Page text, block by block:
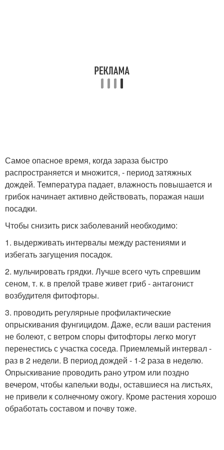
Самое опасное время, когда зараза быстро
распространяется и множится, - период затяжных
дождей. Температура падает, влажность повышается и
грибок начинает активно действовать, поражая наши
посадки.
Чтобы снизить риск заболеваний необходимо:
1. выдерживать интервалы между растениями и
избегать загущения посадок.
2. мульчировать грядки. Лучше всего чуть спревшим
сеном, т. к. в прелой траве живет гриб - антагонист
возбудителя фитофторы.
3. проводить регулярные профилактические
опрыскивания фунгицидом. Даже, если ваши растения
не болеют, с ветром споры фитофторы легко могут
перенестись с участка соседа. Приемлемый интервал -
раз в 2 недели. В период дождей - 1-2 раза в неделю.
Опрыскивание проводить рано утром или поздно
вечером, чтобы капельки воды, оставшиеся на листьях,
не привели к солнечному ожогу. Кроме растения хорошо
обработать составом и почву тоже.